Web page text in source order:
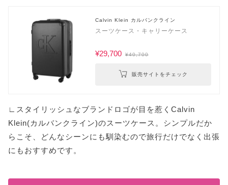
Calvin Klein カルバンクライン
スーツケース・キャリーケース
¥29,700 ¥40,700
販売サイトをチェック
∟スタイリッシュなブランドロゴが目を惹くCalvin
Klein(カルバンクライン)のスーツケース。シンプルだか
らこそ、どんなシーンにも馴染むので旅行だけでなく出張
にもおすすめです。